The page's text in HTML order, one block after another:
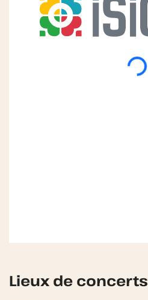
Lieux de concerts